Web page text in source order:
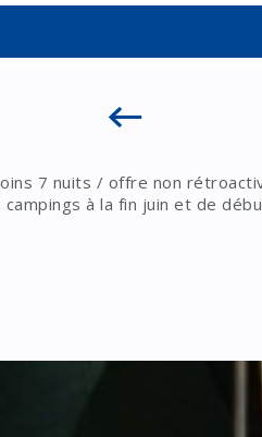
7 nuits / offre non
à la fin juin et de
ceux directement issus des
ventes de nos